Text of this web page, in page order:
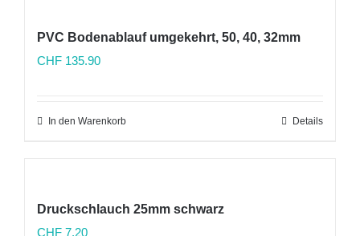
PVC Bodenablauf umgekehrt, 50, 40, 32mm
CHF 135.90
In den Warenkorb Details
Druckschlauch 25mm schwarz
CHF 7.20